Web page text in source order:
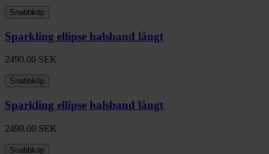
Snabbköp
Sparkling ellipse halsband långt
2490.00 SEK
Snabbköp
Sparkling ellipse halsband långt
2490.00 SEK
Snabbköp